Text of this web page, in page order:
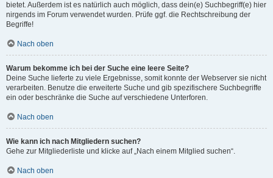
bietet. Außerdem ist es natürlich auch möglich, dass dein(e) Suchbegriff(e) hier
nirgends im Forum verwendet wurden. Prüfe ggf. die Rechtschreibung der
Begriffe!
Nach oben
Warum bekomme ich bei der Suche eine leere Seite?
Deine Suche lieferte zu viele Ergebnisse, somit konnte der Webserver sie nicht
verarbeiten. Benutze die erweiterte Suche und gib spezifischere Suchbegriffe
ein oder beschränke die Suche auf verschiedene Unterforen.
Nach oben
Wie kann ich nach Mitgliedern suchen?
Gehe zur Mitgliederliste und klicke auf „Nach einem Mitglied suchen“.
Nach oben